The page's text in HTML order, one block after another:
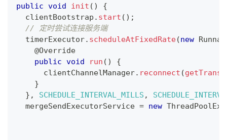
public void init ( )
{
  clientBootstrap
. start ( ) ;
// 定时尝试连接服务端
  timerExecutor
. scheduleAtFixedRate(new
@Override
public void run ( )
{
      clientChannelManager
. reconnect (
}
} , SCHEDULE_INTERVAL_MILLS ,
  mergeSendExecutorService
= new